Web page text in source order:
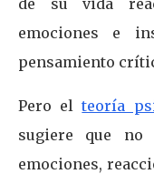
de su vida
emociones e
pensamiento
Pero elteoría
sugiere que no
emociones,